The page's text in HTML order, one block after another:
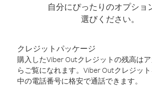
自分にぴったりのオプショ
選びください。
クレジットパッケージ
購入したViber Outクレジットの残高は
らご覧になれます。Viber Outクレジッ
中の電話番号に格安で通話できます。